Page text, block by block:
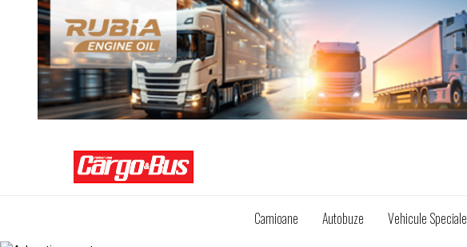
Camioane Autobuze Vehicule Speciale